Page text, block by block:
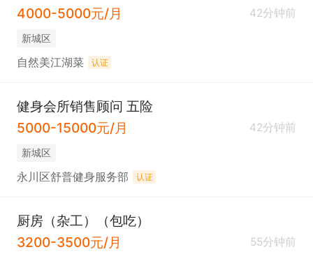
4000-5000元/月 42分钟前
新城区
自然美江湖菜 认证
健身会所销售顾问 五险
5000-15000元/月
42分钟前
新城区
永川区舒普健身服务部 认证
厨房（杂工）（包吃）
3200-3500元/月
55分钟前